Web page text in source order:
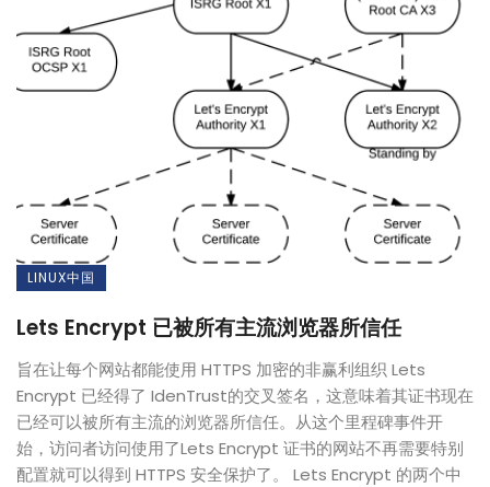
LINUX中国
Lets Encrypt 已被所有主流浏览器所信任
旨在让每个网站都能使用 HTTPS 加密的非赢利组织 Lets
Encrypt 已经得了 IdenTrust的交叉签名，这意味着其证书现在
已经可以被所有主流的浏览器所信任。从这个里程碑事件开
始，访问者访问使用了Lets Encrypt 证书的网站不再需要特别
配置就可以得到 HTTPS 安全保护了。 Lets Encrypt 的两个中